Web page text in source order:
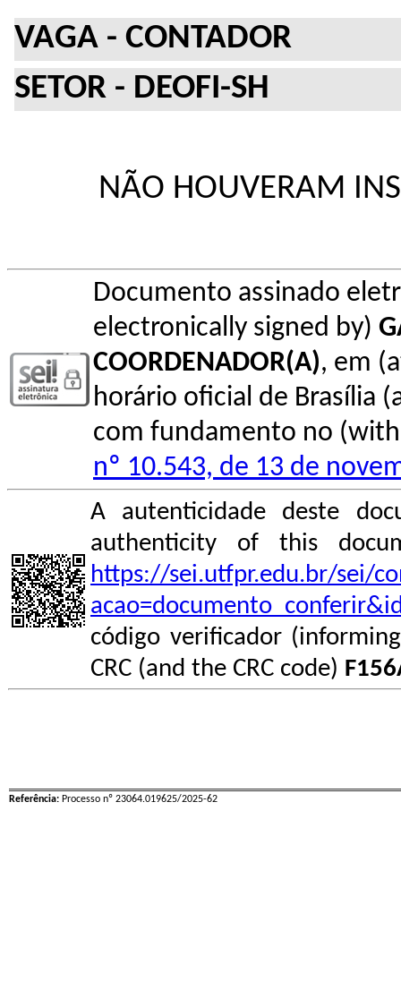
VAGA - CONTADOR
SETOR - DEOFI-SH
NÃO HOUVERAM
Documento assinado
electronically signed by)
COORDENADOR(A), em
horário oficial de Brasília
com fundamento no
nº 10.543, de 13 de
A autenticidade deste
authenticity of this
https://sei.utfpr.edu.br/sei/
código verificador
CRC (and the CRC code)
Referência: Processo nº 23064.019625/2025-62